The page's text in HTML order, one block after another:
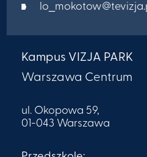
Kampus VIZJA PARK
Warszawa Centrum
ul. Okopowa 59,
01-043 Warszawa